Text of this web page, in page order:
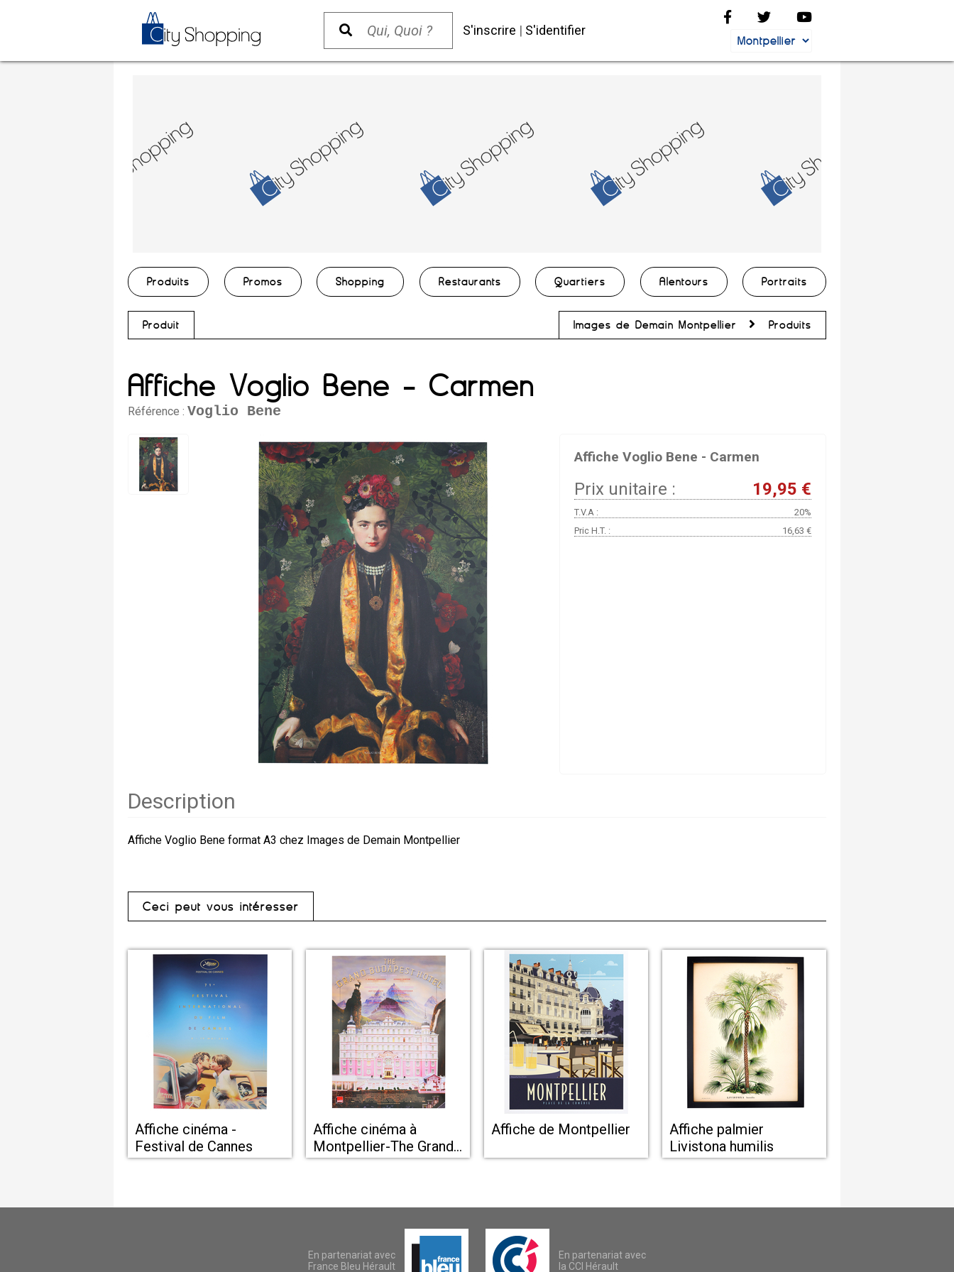
S'inscrire | S'identifier
Produits Promos Shopping Restaurants Quartiers Alentours Portraits
Produit Images de Demain Montpellier Produits
Affiche Voglio Bene - Carmen
Référence : Voglio Bene
Affiche Voglio Bene - Carmen
Prix unitaire : 19,95 €
T.V.A :
20%
Pric H.T. :
16,63 €
Description
Affiche Voglio Bene format A3 chez Images de Demain Montpellier
Ceci peut vous intéresser
Affiche cinéma -
Festival de Cannes
Affiche cinéma à
Montpellier-The Grand
Budapest Hôtel
Affiche de Montpellier
Affiche palmier
Livistona humilis
En partenariat avec
France Bleu Hérault
En partenariat avec
la CCI Hérault